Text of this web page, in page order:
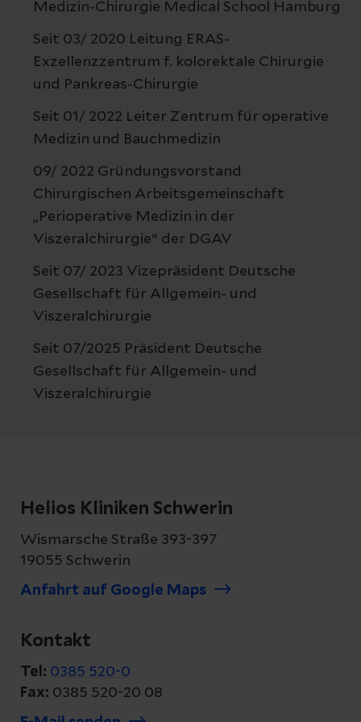
Medizin-Chirurgie Medical School Hamburg
Seit 03/ 2020 Leitung ERAS-
Exzellenzzentrum f. kolorektale Chirurgie
und Pankreas-Chirurgie
Seit 01/ 2022 Leiter Zentrum für operative
Medizin und Bauchmedizin
09/ 2022 Gründungsvorstand
Chirurgischen Arbeitsgemeinschaft
„Perioperative Medizin in der
Viszeralchirurgie“ der DGAV
Seit 07/ 2023 Vizepräsident Deutsche
Gesellschaft für Allgemein- und
Viszeralchirurgie
Seit 07/2025 Präsident Deutsche
Gesellschaft für Allgemein- und
Viszeralchirurgie
Helios Kliniken Schwerin
Wismarsche Straße 393-397
19055 Schwerin
Anfahrt auf Google Maps
Kontakt
Tel: 0385 520-0
Fax: 0385 520-20 08